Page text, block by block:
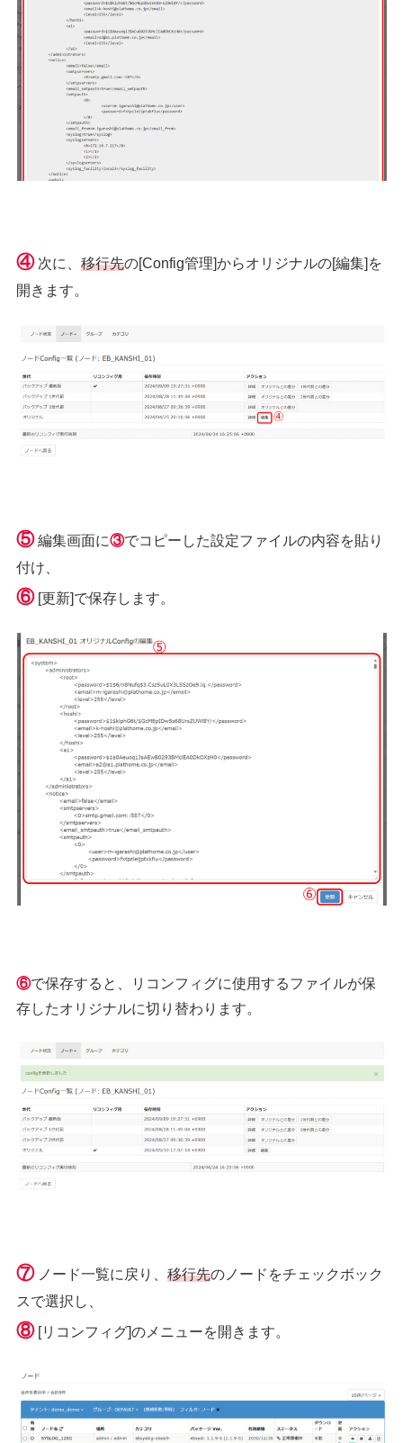
④次に、移行先の[Config管理]からオリジナルの[編集]を
開きます。
⑤編集画面に③でコピーした設定ファイルの内容を貼り
付け、
⑥[更新]で保存します。
⑥で保存すると、リコンフィグに使用するファイルが保
存したオリジナルに切り替わります。
⑦ノード一覧に戻り、移行先のノードをチェックボック
スで選択し、
⑧[リコンフィグ]のメニューを開きます。